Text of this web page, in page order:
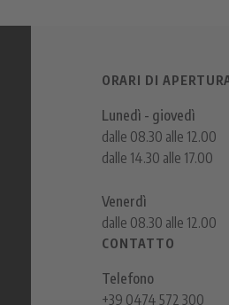
ORARI DI
Lunedì - giovedì
dalle 08.30 alle 12.00
dalle 14.30 alle 17.00
Venerdì
dalle 08.30 alle 12.00
CONTATTO
Telefono
+39 0474 572 300